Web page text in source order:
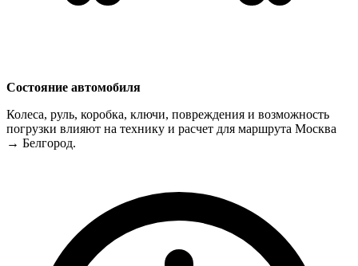
Состояние автомобиля
Колеса, руль, коробка, ключи, повреждения и возможность
погрузки влияют на технику и расчет для маршрута Москва
→ Белгород.